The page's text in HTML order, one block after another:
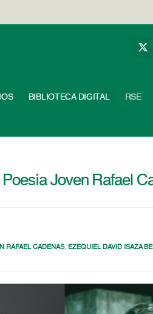
BIBLIOTECA DIGITAL RSE
Joven Rafael
RAFAEL CADENAS, EZEQUIEL DAVID ISAZA